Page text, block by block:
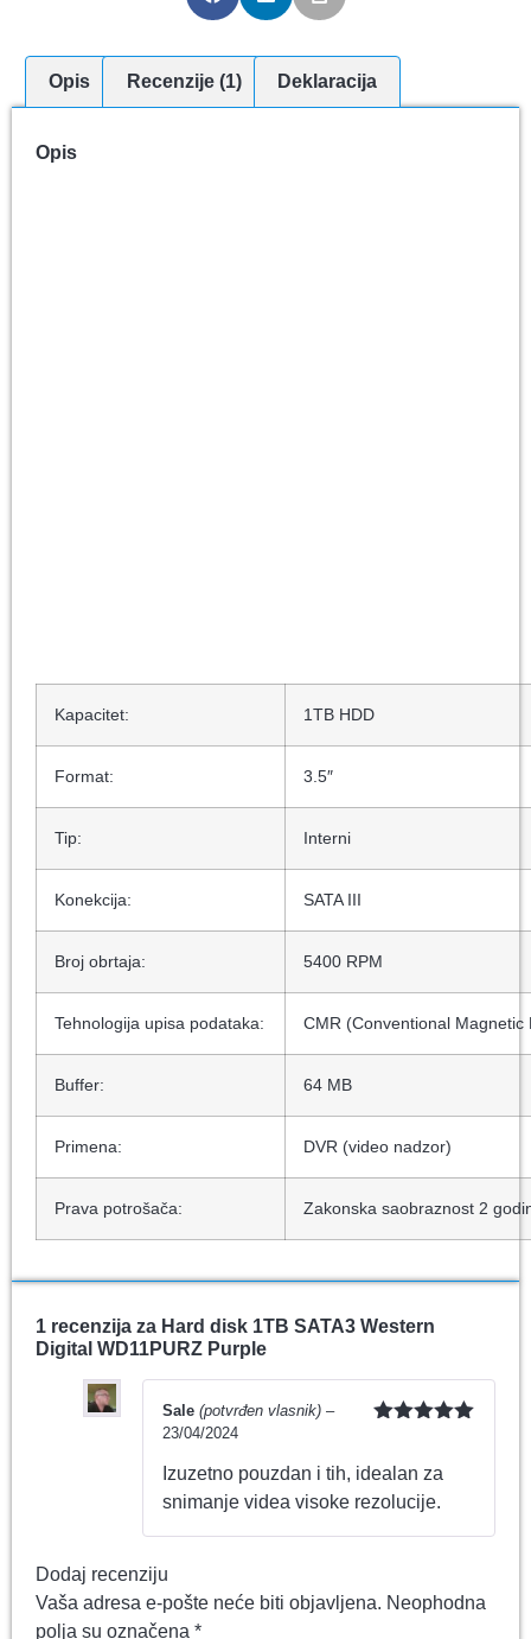
Opis Recenzije (1) Deklaracija
Opis
Kapacitet: 1TB HDD
Format: 3.5″
Tip: Interni
Konekcija: SATA III
Broj obrtaja: 5400 RPM
Tehnologija upisa podataka: CMR (Conventional Magnetic
Buffer: 64 MB
Primena: DVR (video nadzor)
Prava potrošača: Zakonska saobraznost 2
1 recenzija za Hard disk 1TB SATA3 Western
Digital WD11PURZ Purple
Sale (potvrđen vlasnik) –
23/04/2024
Izuzetno pouzdan i tih, idealan za
snimanje videa visoke rezolucije.
Dodaj recenziju
Vaša adresa e-pošte neće biti objavljena. Neophodna
polja su označena *